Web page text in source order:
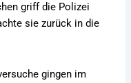
griff die Polizei
sie zurück in die
gingen im